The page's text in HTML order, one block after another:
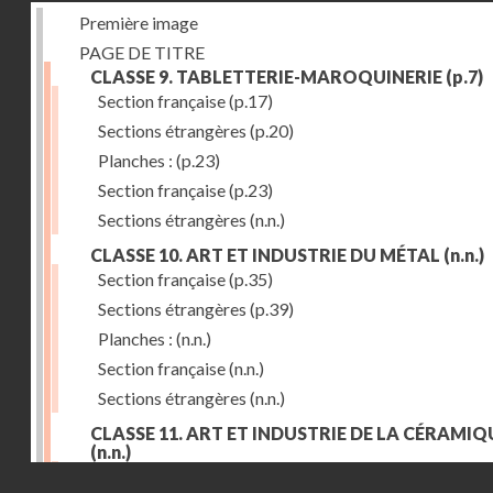
Première image
PAGE DE TITRE
CLASSE 9. TABLETTERIE-MAROQUINERIE (p.7)
Section française(p.17)
Sections étrangères (p.20)
Planches : (p.23)
Section française(p.23)
Sections étrangères (n.n.)
CLASSE 10. ART ET INDUSTRIE DU MÉTAL (n.n.)
Section française(p.35)
Sections étrangères (p.39)
Planches : (n.n.)
Section française(n.n.)
Sections étrangères (n.n.)
CLASSE 11. ART ET INDUSTRIE DE LA
(n.n.)